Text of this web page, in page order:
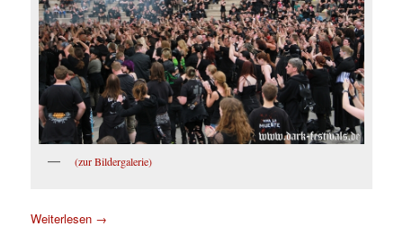
(zur Bildergalerie)
Weiterlesen →